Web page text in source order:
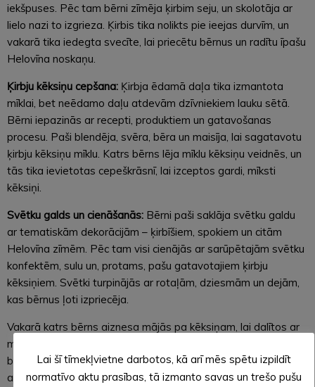
iekšpuses. Pēc tam bērni zīmēja ķirbim seju, un skolotāja ar
lielo nazi to izgrieza. Ķirbis tika nolikts pie ieejas durvīm, un
vakarā tika iedegta svecīte, lai priecētu bērnus un radītu īpašu
Helovīna noskaņu.
Ķirbju kēksiņu cepšana: Ķirbja ēdamā daļa tika izmantota
mīklai, bet neēdamo daļu atdevām dzīvniekiem lauku sētā.
Bērni iepazinās ar recepti, produktiem un gatavošanas
procesu. Paši blendēja, svēra, bēra un maisīja, lai sagatavotu
ķirbju kēksiņu mīklu. Katrs bērns lēja mīklu kēksiņu veidnēs, un
tās tika ievietotas cepeškrāsnī, lai izceptos gardi, mīksti
kēksiņi.
Svētku galds un cienāšanās: Bērni paši saklāja svētku galdu
ar tematiskām dekorācijām – ķirbīšiem, spokiem un citām
Helovīna zīmēm. Pēc tam visi cienājās ar sarūpētajām svētku
konfektēm, sulu un, protams, pašu gatavotajiem ķirbju
kēksiņiem. Svētki turpinājās ar rotaļām, dziesmām un dejām,
kas bērnus ļoti izpriecēja.
Vakarā katrs bērns aiznesa mājās pa kēksiņam, lai dalītos ar
mammām un tētiem un iepriecinātu ģimenes. Svētki 1. grupā
bija izdevušies īpaši priecīgi un sirsnīgi, un bērni devās mājās
ar laimīgām sejām un daudz pozitīvu emociju!
Lai šī tīmekļvietne darbotos, kā arī mēs spētu izpildīt
normatīvo aktu prasības, tā izmanto savas un trešo pušu